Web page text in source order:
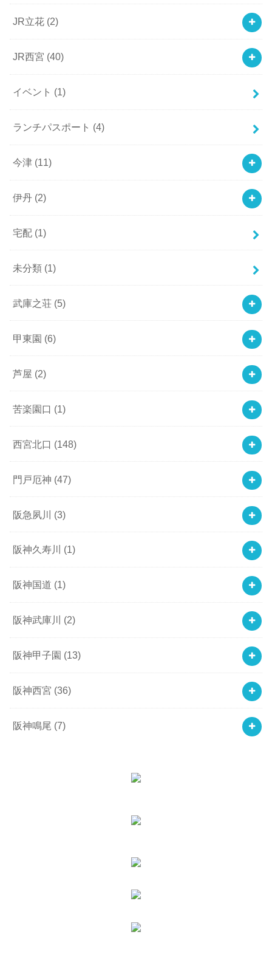
JR立花 (2)
JR西宮 (40)
イベント (1)
ランチパスポート (4)
今津 (11)
伊丹 (2)
宅配 (1)
未分類 (1)
武庫之荘 (5)
甲東園 (6)
芦屋 (2)
苦楽園口 (1)
西宮北口 (148)
門戸厄神 (47)
阪急夙川 (3)
阪神久寿川 (1)
阪神国道 (1)
阪神武庫川 (2)
阪神甲子園 (13)
阪神西宮 (36)
阪神鳴尾 (7)